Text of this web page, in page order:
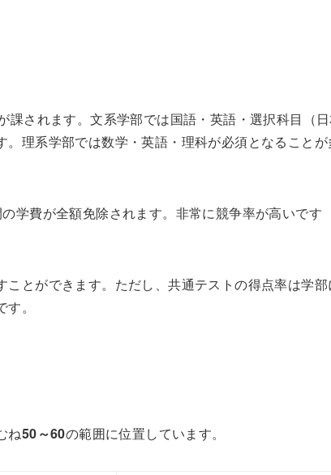
課されます。文系学部では国語・英語・選択科目（
理系学部では数学・英語・理科が必須となることが
学費が全額免除されます。非常に競争率が高いです
とができます。ただし、共通テストの得点率は学部
。
ね50～60の範囲に位置しています。